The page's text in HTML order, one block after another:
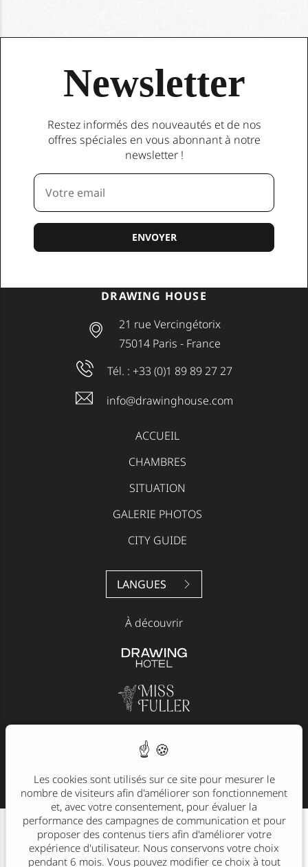
Newsletter
Restez informés des nouveautés et de nos
offres spéciales en vous abonnant à notre
newsletter !
Votre email
ENVOYER
DRAWING HOUSE
21 rue Vercingétorix
75014 Paris - France
Tél. : +33 (0)1 89 89 27 27
info@drawinghouse.com
ACCUEIL
CHAMBRES
SITUATION
GALERIE PHOTOS
CITY GUIDE
LANGUES
À découvrir
Membre de la
Les cookies sont utilisés sur ce site pour mesurer le
nombre de visiteurs afin d'améliorer son fonctionnement
et, avec votre consentement, pour évaluer la
performance des campagnes de communication et pour
proposer des contenus tiers afin d'améliorer votre
expérience d'utilisateur. Nous conservons votre choix
pendant 6 mois. Vous pouvez modifier ce choix à tout